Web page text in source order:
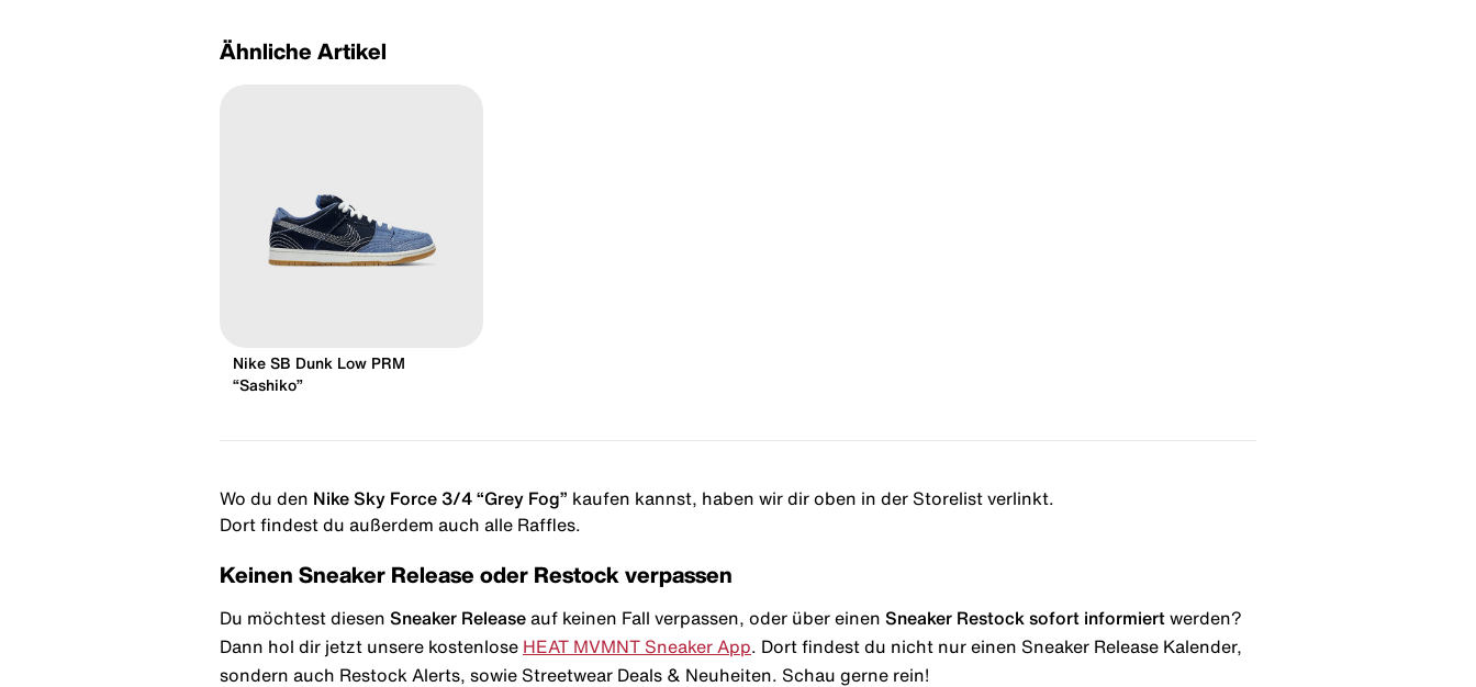
Ähnliche Artikel
Nike SB Dunk Low PRM
“Sashiko”
Wo du den Nike Sky Force 3/4 “Grey Fog” kaufen kannst, haben wir dir oben in der Storelist verlinkt.
Dort findest du außerdem auch alle Raffles.
Keinen Sneaker Release oder Restock verpassen
Du möchtest diesen Sneaker Release auf keinen Fall verpassen, oder über einen Sneaker Restock sofort informiert werden?
Dann hol dir jetzt unsere kostenlose HEAT MVMNT Sneaker App . Dort findest du nicht nur einen Sneaker Release Kalender,
sondern auch Restock Alerts, sowie Streetwear Deals & Neuheiten. Schau gerne rein!